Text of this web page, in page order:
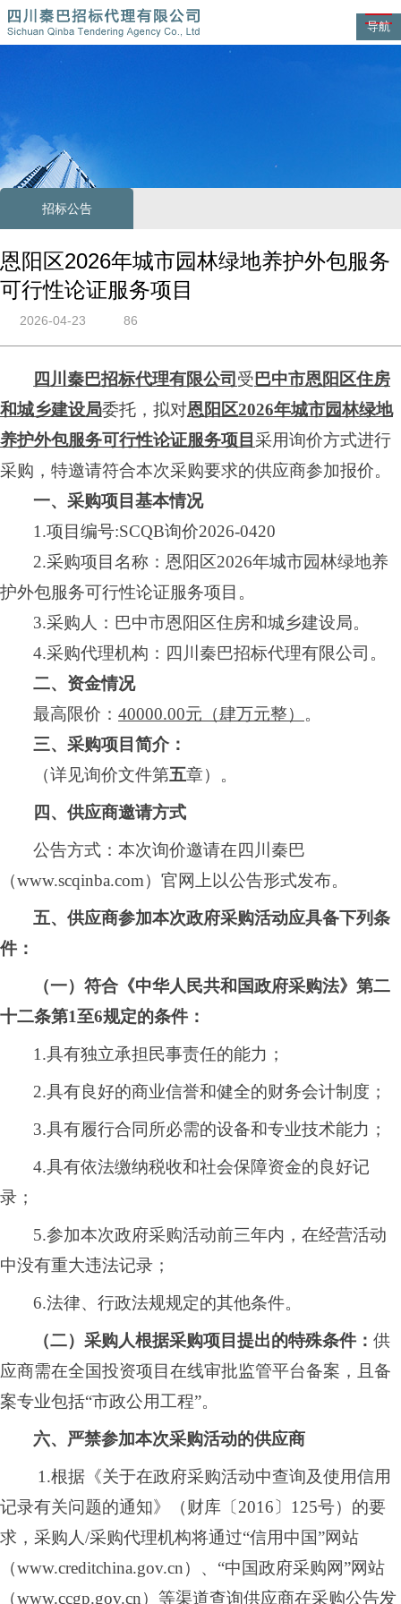
导航
招标公告
恩阳区2026年城市园林绿地养护外包服务
可行性论证服务项目
2026-04-23 86
四川秦巴招标代理有限公司 受 巴中市恩阳区住房
和城乡建设局委托，拟对恩阳区2026年城市园林绿地
养护外包服务可行性论证服务项目 采用询价方式进行
采购，特邀请符合本次采购要求的供应商参加报价。
一、采购项目基本情况
1.项目编号:SCQB询价2026-0420
2.采购项目名称： 恩阳区2026年城市园林绿地养
护外包服务可行性论证服务项目 。
3.采购人： 巴中市恩阳区住房和城乡建设局。
4.采购代理机构： 四川秦巴招标代理有限公司 。
二、资金情况
最高限价 ： 40000.00元（肆万元整） 。
三、 采购项目简介：
（详见询价文件第五章）。
四、供应商邀请方式
公告方式：本次询价邀请在四川秦巴
（www.scqinba.com） 官网
上以公告形式发布。
五、供应商参加本次政府采购活动应具备下列条
件：
（一）符合《中华人民共和国政府采购法》第二
十二条第1至6规定的条件：
1.具有独立承担民事责任的能力；
2.具有良好的商业信誉和健全的财务会计制度；
3.具有履行合同所必需的设备和专业技术能力；
4.具有依法缴纳税收和社会保障资金的良好记
录；
5.参加本次政府采购活动前三年内，在经营活动
中没有重大违法记录；
6.法律、行政法规规定的其他条件。
（二）采购人根据采购项目提出的特殊条件： 供
应商需在全国投资项目在线审批监管平台备案，且备
案专业包括“市政公用工程”。
六、严禁参加本次采购活动的供应商
1.根据《关于在政府采购活动中查询及使用信用
记录有关问题的通知》（财库〔2016〕125号）的要
求，采购人/采购代理机构将通过“信用中国”网站
（www.creditchina.gov.cn）、“中国政府采购网”网站
（www.ccgp.gov.cn）等渠道查询供应商在采购公告发